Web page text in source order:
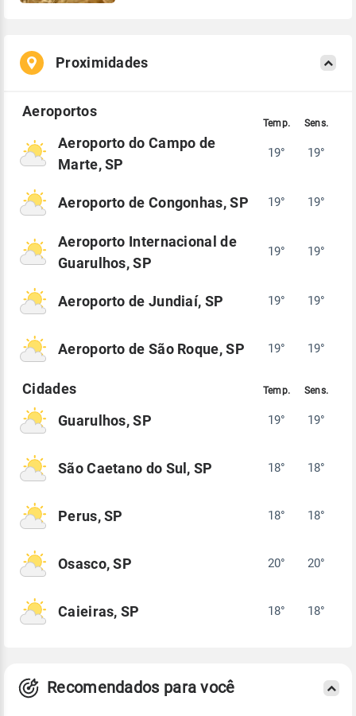
Proximidades
Aeroporto do Campo de
Marte, SP
19° 19°
Aeroporto de Congonhas, SP 19° 19°
Aeroporto Internacional de
Guarulhos, SP
19° 19°
Aeroporto de Jundiaí, SP 19° 19°
Aeroporto de São Roque, SP 19° 19°
Guarulhos, SP 19° 19°
São Caetano do Sul, SP 18° 18°
Perus, SP 18° 18°
Osasco, SP 20° 20°
Caieiras, SP 18° 18°
Recomendados para você